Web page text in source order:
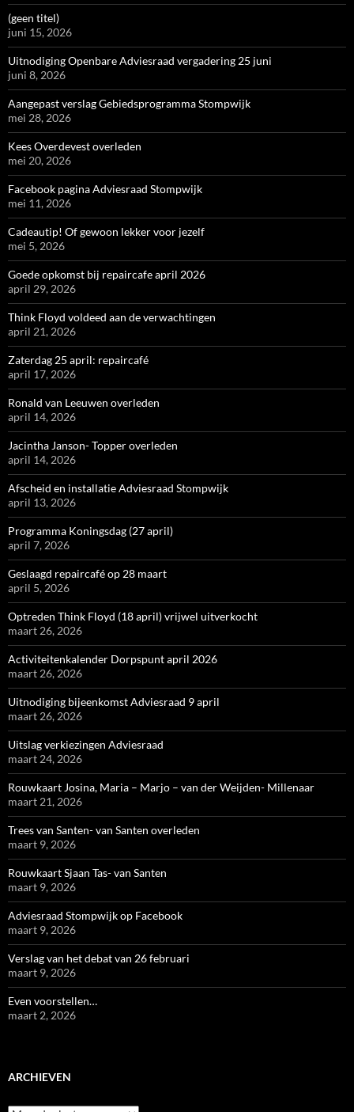
(geen titel)
juni 15, 2026
Uitnodiging Openbare Adviesraad vergadering 25 juni
juni 8, 2026
Aangepast verslag Gebiedsprogramma Stompwijk
mei 28, 2026
Kees Overdevest overleden
mei 20, 2026
Facebook pagina Adviesraad Stompwijk
mei 11, 2026
Cadeautip! Of gewoon lekker voor jezelf
mei 5, 2026
Goede opkomst bij repaircafe april 2026
april 29, 2026
Think Floyd voldeed aan de verwachtingen
april 21, 2026
Zaterdag 25 april: repaircafé
april 17, 2026
Ronald van Leeuwen overleden
april 14, 2026
Jacintha Janson- Topper overleden
april 14, 2026
Afscheid en installatie Adviesraad Stompwijk
april 13, 2026
Programma Koningsdag (27 april)
april 7, 2026
Geslaagd repaircafé op 28 maart
april 5, 2026
Optreden Think Floyd (18 april) vrijwel uitverkocht
maart 26, 2026
Activiteitenkalender Dorpspunt april 2026
maart 26, 2026
Uitnodiging bijeenkomst Adviesraad 9 april
maart 26, 2026
Uitslag verkiezingen Adviesraad
maart 24, 2026
Rouwkaart Josina, Maria – Marjo – van der Weijden- Millenaar
maart 21, 2026
Trees van Santen- van Santen overleden
maart 9, 2026
Rouwkaart Sjaan Tas- van Santen
maart 9, 2026
Adviesraad Stompwijk op Facebook
maart 9, 2026
Verslag van het debat van 26 februari
maart 9, 2026
Even voorstellen…
maart 2, 2026
ARCHIEVEN